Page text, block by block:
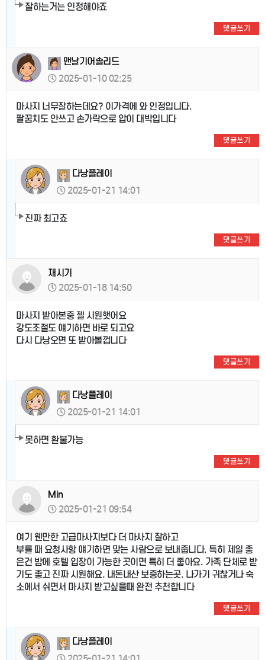
잘하는거는 인정해야죠
댓글쓰기
맨날기어솔리드
2025-01-10 02:25
마사지 너무잘하는데요? 이가격에 와 인정입니다.
팔꿈치도 안쓰고 손가락으로 압이 대박입니다
댓글쓰기
다낭플레이
2025-01-21 14:01
진짜 최고죠
댓글쓰기
재시기
2025-01-18 14:50
마사지 받아본중 젤 시원햇어요
강도조절도 얘기하면 바로 되고요
다시 다낭오면 또 받아볼껍니다
댓글쓰기
다낭플레이
2025-01-21 14:01
못하면 환불가능
댓글쓰기
Min
2025-01-21 09:54
여기 웬만한 고급마사지보다 더 마사지 잘하고
부를 때 요청사항 얘기하면 맞는 사람으로 보내줍니다. 특히 제일 좋
은건 밤에 호텔 입장이 가능한 곳이면 특히 더 좋아요. 가족 단체로 받
기도 좋고 진짜 시원해요. 내돈내산 보증하는곳. 나가기 귀찮거나 숙
소에서 쉬면서 마사지 받고싶을때 완전 추천합니다
댓글쓰기
다낭플레이